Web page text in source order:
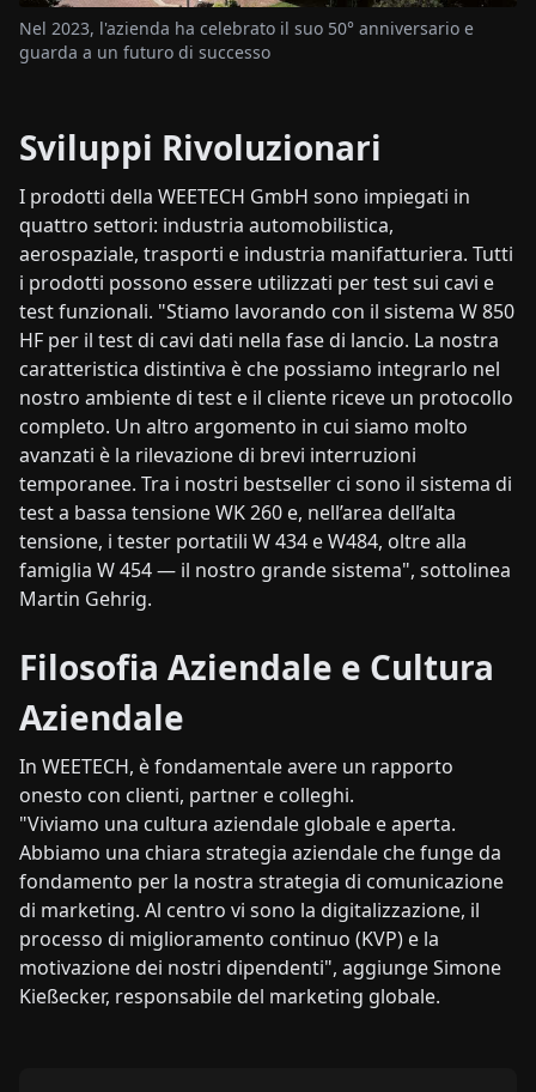
Nel 2023, l'azienda ha celebrato il suo 50° anniversario e
guarda a un futuro di successo
Sviluppi Rivoluzionari
I prodotti della WEETECH GmbH sono impiegati in
quattro settori: industria automobilistica,
aerospaziale, trasporti e industria manifatturiera. Tutti
i prodotti possono essere utilizzati per test sui cavi e
test funzionali. "Stiamo lavorando con il sistema W 850
HF per il test di cavi dati nella fase di lancio. La nostra
caratteristica distintiva è che possiamo integrarlo nel
nostro ambiente di test e il cliente riceve un protocollo
completo. Un altro argomento in cui siamo molto
avanzati è la rilevazione di brevi interruzioni
temporanee. Tra i nostri bestseller ci sono il sistema di
test a bassa tensione WK 260 e, nell’area dell’alta
tensione, i tester portatili W 434 e W484, oltre alla
famiglia W 454 — il nostro grande sistema", sottolinea
Martin Gehrig.
Filosofia Aziendale e Cultura
Aziendale
In WEETECH, è fondamentale avere un rapporto
onesto con clienti, partner e colleghi.
"Viviamo una cultura aziendale globale e aperta.
Abbiamo una chiara strategia aziendale che funge da
fondamento per la nostra strategia di comunicazione
di marketing. Al centro vi sono la digitalizzazione, il
processo di miglioramento continuo (KVP) e la
motivazione dei nostri dipendenti", aggiunge Simone
Kießecker, responsabile del marketing globale.